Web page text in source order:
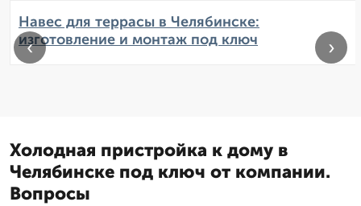
Навес для террасы в Челябинске:
изготовление и монтаж под ключ
‹ ›
Холодная пристройка к дому в
Челябинске под ключ от компании.
Вопросы